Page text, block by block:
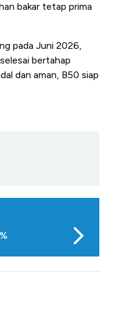
bakar tetap prima
pada Juni 2026,
bertahap
dan aman, B50 siap